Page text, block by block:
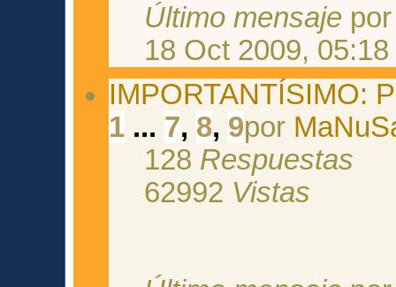
Último mensaje
18 Oct 2009, 05:18
IMPORTANTÍSIMO:
1 ... 7, 8, 9por
128 Respuestas
62992 Vistas